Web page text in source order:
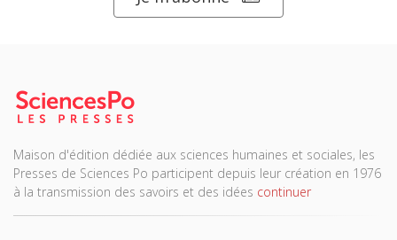
Maison d'édition dédiée aux sciences humaines et sociales, les
Presses de Sciences Po participent depuis leur création en 1976
à la transmission des savoirs et des idées continuer